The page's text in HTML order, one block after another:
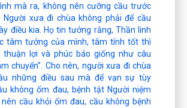
mà ra, không nên cưỡng cầu trước
Người xưa đi chùa không phải để cầu
điều kia. Họ tin tưởng rằng, Thần linh
tâm tưởng của mình, tâm tính tốt thì
lợi và phúc báo giống như câu
chuyển”. Cho nên, người xưa đi chùa
những điều sau mà để vạn sự tùy
không ốm đau, bệnh tật Người niệm
cầu khỏi ốm đau, cầu không bệnh